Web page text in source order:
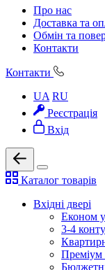
Про нас
Доставка та
Обмін та
Контакти
Контакти
UA RU
Реєстрація
Вхід
Каталог товарів
Вхідні двері
Економ
3-4
Преміум